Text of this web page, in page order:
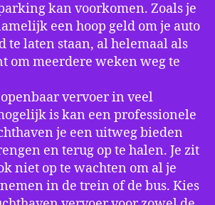
kan voorkomen. Zoals je
een hoop geld om je auto
te laten staan, al helemaal als
om meerdere weken weg te
vervoer in veel
is kan een professionele
je een uitweg bieden
en terug op te halen. Je zit
niet op te wachten om al je
in de trein of de bus. Kies